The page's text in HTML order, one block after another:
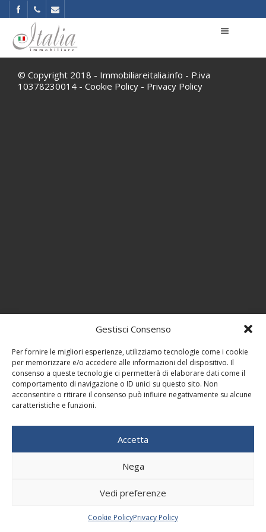
Gestisci Consenso
Per fornire le migliori esperienze, utilizziamo tecnologie come i cookie
per memorizzare e/o accedere alle informazioni del dispositivo. Il
consenso a queste tecnologie ci permetterà di elaborare dati come il
comportamento di navigazione o ID unici su questo sito. Non
acconsentire o ritirare il consenso può influire negativamente su alcune
caratteristiche e funzioni.
Accetta
Nega
Vedi preferenze
Cookie PolicyPrivacy Policy
© Copyright 2018 - Immobiliareitalia.info - P.iva
10378230014 - Cookie Policy - Privacy Policy